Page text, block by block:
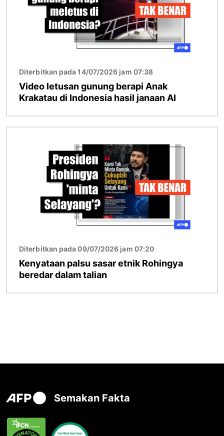
Diterbitkan pada 14/07/2026 jam 07:38
Video letusan gunung berapi Anak
Krakatau di Indonesia hasil janaan AI
Diterbitkan pada 09/07/2026 jam 07:20
Kenyataan palsu sasar etnik Rohingya
beredar dalam talian
Semakan Fakta